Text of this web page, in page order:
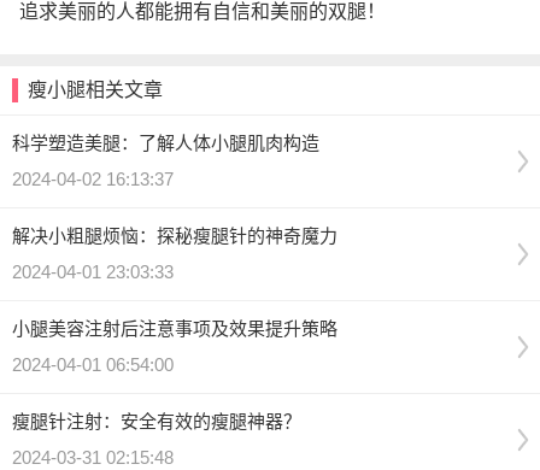
追求美丽的人都能拥有自信和美丽的双腿！
瘦小腿相关文章
科学塑造美腿：了解人体小腿肌肉构造
2024-04-02 16:13:37
解决小粗腿烦恼：探秘瘦腿针的神奇魔力
2024-04-01 23:03:33
小腿美容注射后注意事项及效果提升策略
2024-04-01 06:54:00
瘦腿针注射：安全有效的瘦腿神器？
2024-03-31 02:15:48